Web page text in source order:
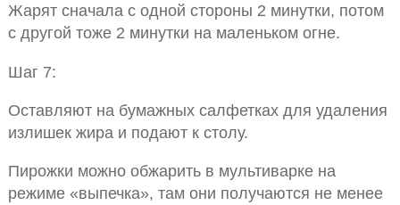
Жарят сначала с одной стороны 2 минутки, потом
с другой тоже 2 минутки на маленьком огне.
Шаг 7:
Оставляют на бумажных салфетках для удаления
излишек жира и подают к столу.
Пирожки можно обжарить в мультиварке на
режиме «выпечка», там они получаются не менее